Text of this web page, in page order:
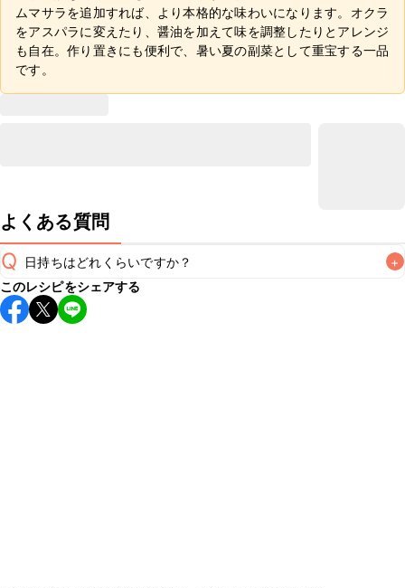
ムマサラを追加すれば、より本格的な味わいになります。オクラ
をアスパラに変えたり、醤油を加えて味を調整したりとアレンジ
も自在。作り置きにも便利で、暑い夏の副菜として重宝する一品
です。
よくある質問
Q 日持ちはどれくらいですか？ +
保存期間は冷蔵で翌日中が目安です。なるべくお早めにお召
し上がりください。
このレシピをシェアする